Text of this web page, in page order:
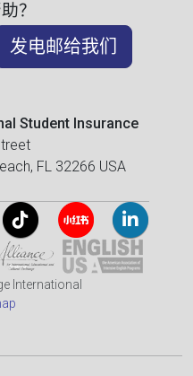
？
发电邮给我们
Student Insurance
FL 32266 USA
International